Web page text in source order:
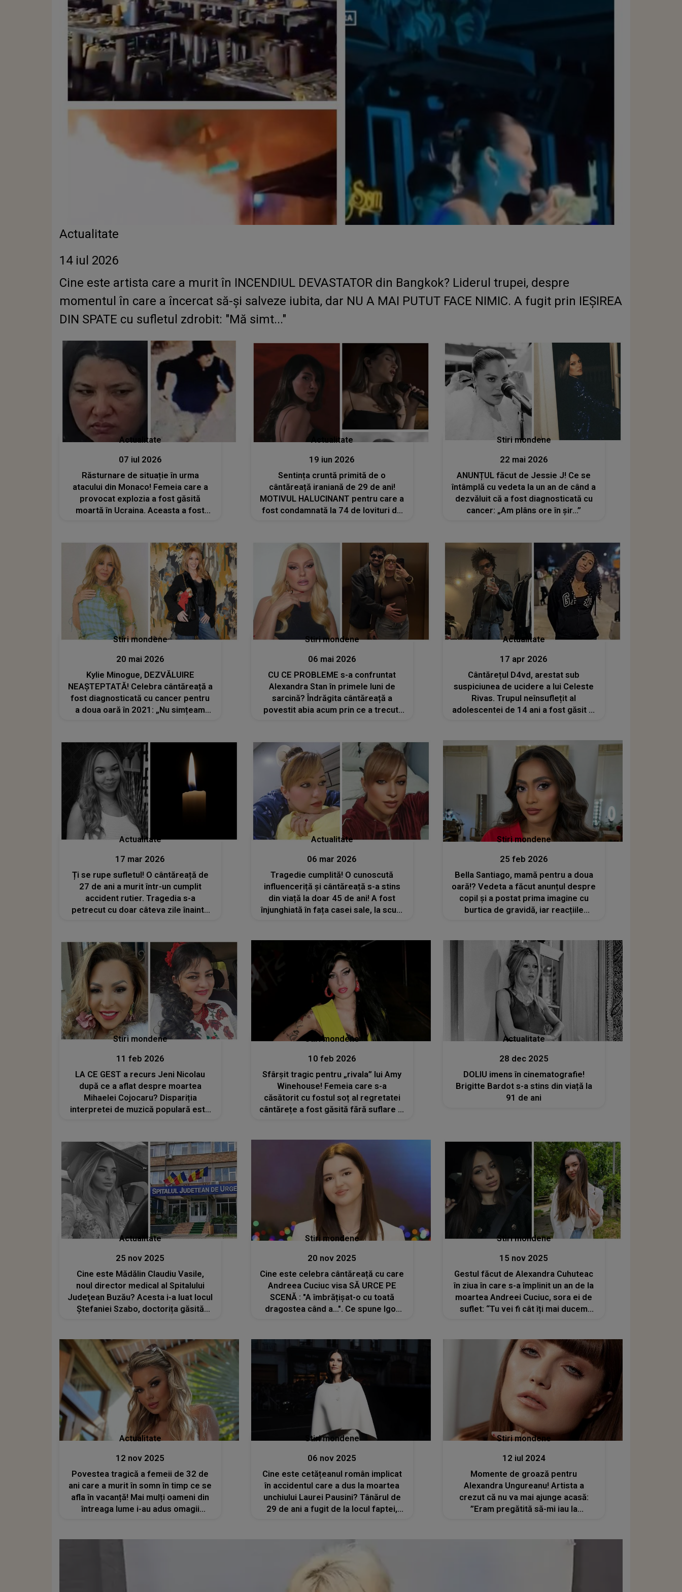
Actualitate
14 iul 2026
Cine este artista care a murit în INCENDIUL DEVASTATOR din Bangkok? Liderul trupei, despre
momentul în care a încercat să-și salveze iubita, dar NU A MAI PUTUT FACE NIMIC. A fugit prin IEȘIREA
DIN SPATE cu sufletul zdrobit: "Mă simt..."
Actualitate
07 iul 2026
Răsturnare de situație în urma
atacului din Monaco! Femeia care a
provocat explozia a fost găsită
moartă în Ucraina. Aceasta a fost
Actualitate
19 iun 2026
Sentința cruntă primită de o
cântăreață iraniană de 29 de ani!
MOTIVUL HALUCINANT pentru care a
fost condamnată la 74 de lovituri de
Stiri mondene
22 mai 2026
ANUNȚUL făcut de Jessie J! Ce se
întâmplă cu vedeta la un an de când a
dezvăluit că a fost diagnosticată cu
cancer: „Am plâns ore în șir...”
Stiri mondene
20 mai 2026
Kylie Minogue, DEZVĂLUIRE
NEAȘTEPTATĂ! Celebra cântăreață a
fost diagnosticată cu cancer pentru
a doua oară în 2021: „Nu simțeam
că...”
Stiri mondene
06 mai 2026
CU CE PROBLEME s-a confruntat
Alexandra Stan în primele luni de
sarcină? Îndrăgita cântăreață a
povestit abia acum prin ce a trecut:
Actualitate
17 apr 2026
Cântărețul D4vd, arestat sub
suspiciunea de ucidere a lui Celeste
Rivas. Trupul neînsuflețit al
adolescentei de 14 ani a fost găsit în
Actualitate
17 mar 2026
Ți se rupe sufletul! O cântăreață de
27 de ani a murit într-un cumplit
accident rutier. Tragedia s-a
petrecut cu doar câteva zile înainte
Actualitate
06 mar 2026
Tragedie cumplită! O cunoscută
influenceriță și cântăreață s-a stins
din viață la doar 45 de ani! A fost
înjunghiată în fața casei sale, la scurt
Stiri mondene
25 feb 2026
Bella Santiago, mamă pentru a doua
oară!? Vedeta a făcut anunțul despre
copil și a postat prima imagine cu
burtica de gravidă, iar reacțiile
Stiri mondene
11 feb 2026
LA CE GEST a recurs Jeni Nicolau
după ce a aflat despre moartea
Mihaelei Cojocaru? Dispariția
interpretei de muzică populară este
că am amânat, că am crezut că mai
este timp”
Stiri mondene
10 feb 2026
Sfârșit tragic pentru „rivala” lui Amy
Winehouse! Femeia care s-a
căsătorit cu fostul soț al regretatei
cântărețe a fost găsită fără suflare în
Actualitate
28 dec 2025
DOLIU imens în cinematografie!
Brigitte Bardot s-a stins din viață la
91 de ani
Actualitate
25 nov 2025
Cine este Mădălin Claudiu Vasile,
noul director medical al Spitalului
Judeţean Buzău? Acesta i-a luat locul
Ștefaniei Szabo, doctorița găsită
Stiri mondene
20 nov 2025
Cine este celebra cântăreață cu care
Andreea Cuciuc visa SĂ URCE PE
SCENĂ : "A îmbrățișat-o cu toată
dragostea când a...". Ce spune Igor
și te face să simți DUREREA din
suflet
Stiri mondene
15 nov 2025
Gestul făcut de Alexandra Cuhuteac
în ziua în care s-a împlinit un an de la
moartea Andreei Cuciuc, sora ei de
suflet: “Tu vei fi cât îți mai ducem
suflare
Actualitate
12 nov 2025
Povestea tragică a femeii de 32 de
ani care a murit în somn în timp ce se
afla în vacanță! Mai mulți oameni din
întreaga lume i-au adus omagii
Stiri mondene
06 nov 2025
Cine este cetățeanul român implicat
în accidentul care a dus la moartea
unchiului Laurei Pausini? Tânărul de
29 de ani a fugit de la locul faptei,
Stiri mondene
12 iul 2024
Momente de groază pentru
Alexandra Ungureanu! Artista a
crezut că nu va mai ajunge acasă:
”Eram pregătită să-mi iau la